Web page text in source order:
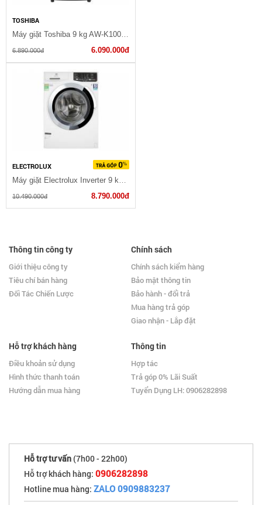
TOSHIBA
Máy giặt Toshiba 9 kg AW-K1000FV
6.890.000đ 6.090.000đ
ELECTROLUX
Máy giặt Electrolux Inverter 9 kg EWF9025BQWA
10.490.000đ 8.790.000đ
Thông tin công ty
Giới thiệu công ty
Tiêu chí bán hàng
Đối Tác Chiến Lược
Chính sách
Chính sách kiểm hàng
Bảo mật thông tin
Bảo hành - đổi trả
Mua hàng trả góp
Giao nhận - Lắp đặt
Hỗ trợ khách hàng
Điều khoản sử dụng
Hình thức thanh toán
Hướng dẫn mua hàng
Thông tin
Hợp tác
Trả góp 0% Lãi Suất
Tuyển Dụng LH: 0906282898
Hỗ trợ tư vấn (7h00 - 22h00)
Hỗ trợ khách hàng: 0906282898
Hotline mua hàng: ZALO 0909883237